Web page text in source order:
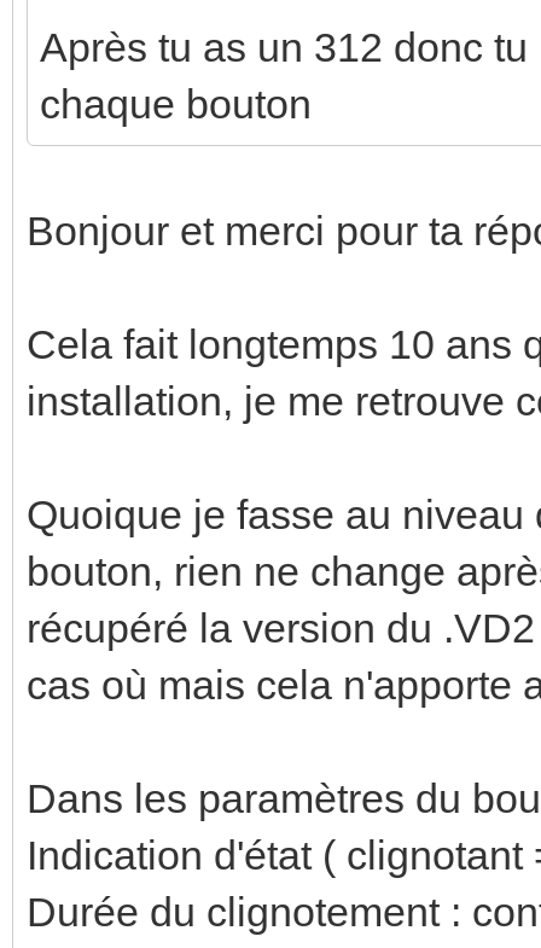
Après tu as un 312 donc
chaque bouton
Bonjour et merci pour ta
Cela fait longtemps 10 ans
installation, je me retrouve
Quoique je fasse au
bouton, rien ne change
récupéré la version du
cas où mais cela n'apporte
Dans les paramètres du
Indication d'état ( clignotant
Durée du clignotement :